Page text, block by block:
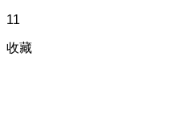
11
收藏